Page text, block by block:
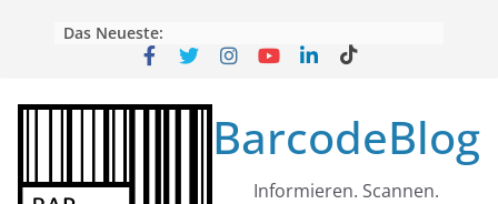
Das Neueste:
BarcodeBlog
Informieren. Scannen.